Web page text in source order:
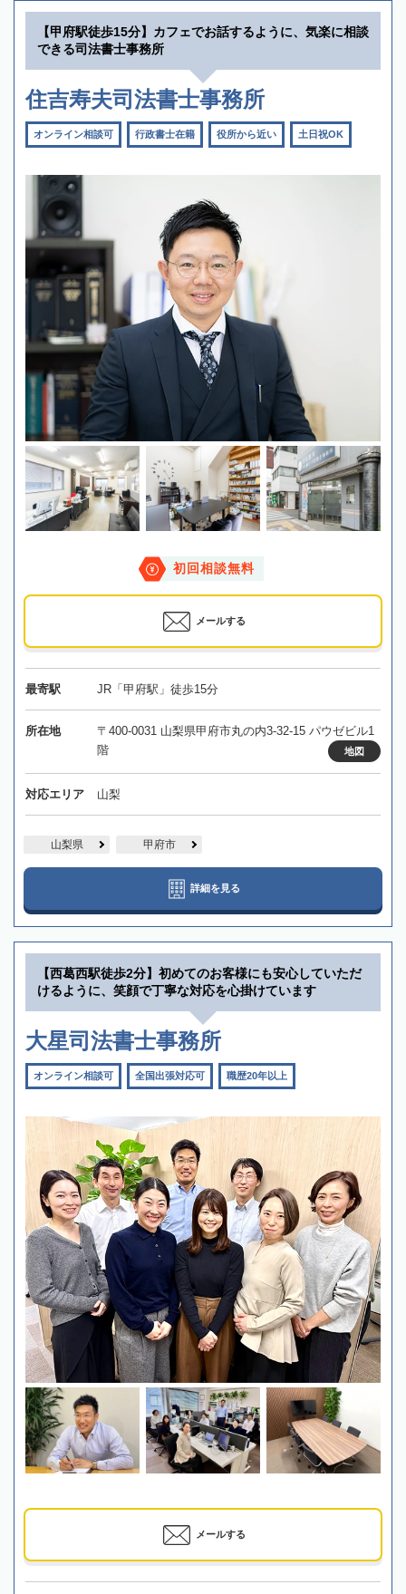
【甲府駅徒歩15分】カフェでお話するように、気楽に相談
できる司法書士事務所
住吉寿夫司法書士事務所
オンライン相談可 行政書士在籍 役所から近い 土日祝OK
初回相談無料
メールする
最寄駅 JR「甲府駅」徒歩15分
所在地
〒400-0031 山梨県甲府市丸の内3-32-15 パウゼビル1
階
地図
対応エリア 山梨
山梨県 甲府市
詳細を見る
【西葛西駅徒歩2分】初めてのお客様にも安心していただ
けるように、笑顔で丁寧な対応を心掛けています
大星司法書士事務所
オンライン相談可 全国出張対応可 職歴20年以上
メールする